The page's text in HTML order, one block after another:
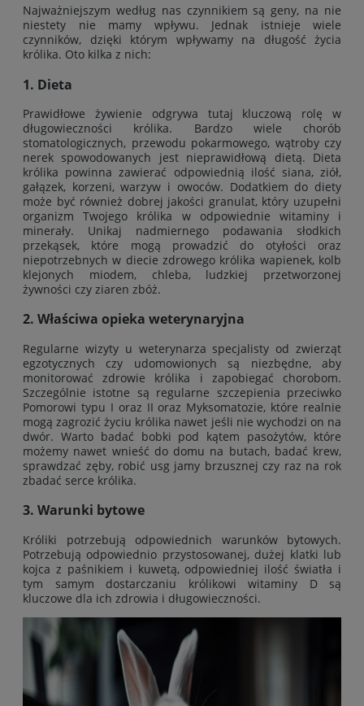
Najważniejszym według nas czynnikiem są geny, na nie
niestety nie mamy wpływu. Jednak istnieje wiele
czynników, dzięki którym wpływamy na długość życia
królika. Oto kilka z nich:
1. Dieta
Prawidłowe żywienie odgrywa tutaj kluczową rolę w
długowieczności królika. Bardzo wiele chorób
stomatologicznych, przewodu pokarmowego, wątroby czy
nerek spowodowanych jest nieprawidłową dietą. Dieta
królika powinna zawierać odpowiednią ilość siana, ziół,
gałązek, korzeni, warzyw i owoców. Dodatkiem do diety
może być również dobrej jakości granulat, który uzupełni
organizm Twojego królika w odpowiednie witaminy i
minerały. Unikaj nadmiernego podawania słodkich
przekąsek, które mogą prowadzić do otyłości oraz
niepotrzebnych w diecie zdrowego królika wapienek, kolb
klejonych miodem, chleba, ludzkiej przetworzonej
żywności czy ziaren zbóż.
2. Właściwa opieka weterynaryjna
Regularne wizyty u weterynarza specjalisty od zwierząt
egzotycznych czy udomowionych są niezbędne, aby
monitorować zdrowie królika i zapobiegać chorobom.
Szczególnie istotne są regularne szczepienia przeciwko
Pomorowi typu I oraz II oraz Myksomatozie, które realnie
mogą zagrozić życiu królika nawet jeśli nie wychodzi on na
dwór. Warto badać bobki pod kątem pasożytów, które
możemy nawet wnieść do domu na butach, badać krew,
sprawdzać zęby, robić usg jamy brzusznej czy raz na rok
zbadać serce królika.
3. Warunki bytowe
Króliki potrzebują odpowiednich warunków bytowych.
Potrzebują odpowiednio przystosowanej, dużej klatki lub
kojca z paśnikiem i kuwetą, odpowiedniej ilość światła i
tym samym dostarczaniu królikowi witaminy D są
kluczowe dla ich zdrowia i długowieczności.